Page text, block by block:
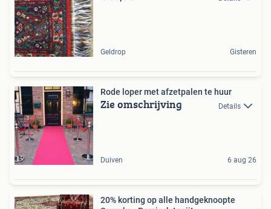
Geldrop Gisteren
Rode loper met afzetpalen te huur
Zie omschrijving Details
Duiven 6 aug 26
20% korting op alle handgeknoopte